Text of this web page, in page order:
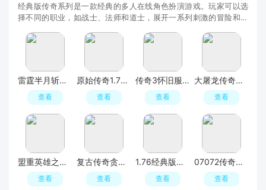
经典版传奇系列是一款经典的多人在线角色扮演游戏。玩家可以选
择不同的职业，如战士、法师和道士，展开一系列刺激的冒险和战
其他玩家交流、组队打怪升级，并参与激烈的PVP对战，快和我尽
雷霆半月斩传奇手游经典版
查看
原始传奇1.76经典版老版本
查看
传奇3怀旧服手机客户端
查看
大屠龙传奇复古版本经典版
查看
盟重英雄之冰雪三职业正版传奇安装包
查看
复古传奇贪玩渠道版
查看
1.76经典版传奇手机版apk
查看
07072传奇龙之传奇火龙盛世手机版
查看